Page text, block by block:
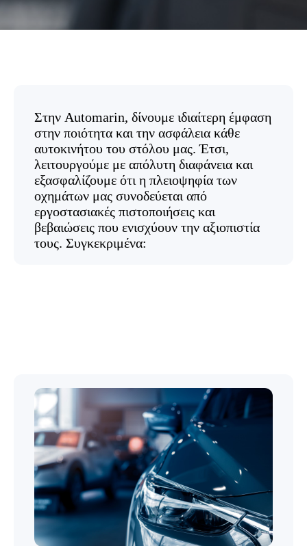
Στην Automarin, δίνουμε ιδιαίτερη έμφαση
στην ποιότητα και την ασφάλεια κάθε
αυτοκινήτου του στόλου μας. Έτσι,
λειτουργούμε με απόλυτη διαφάνεια και
εξασφαλίζουμε ότι η πλειοψηφία των
οχημάτων μας συνοδεύεται από
εργοστασιακές πιστοποιήσεις και
βεβαιώσεις που ενισχύουν την αξιοπιστία
τους. Συγκεκριμένα: